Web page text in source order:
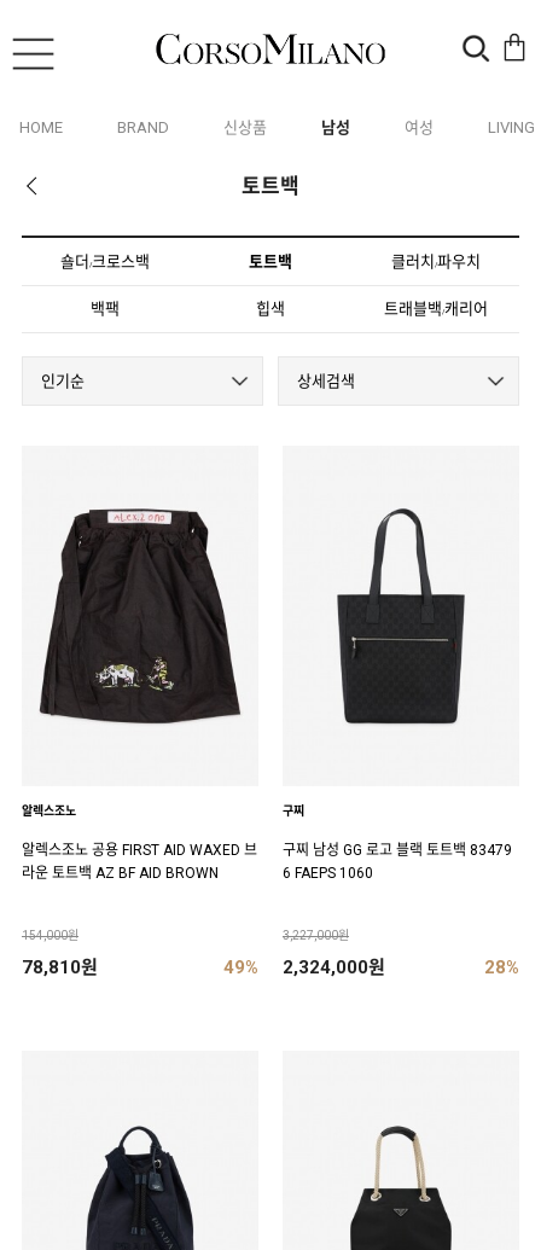
HOME BRAND 신상품 남성 여성 LIVING
토트백
숄더 /크로스백 토트백 클러치/파우치
백팩 힙색 트래블백/캐리어
인기순 상세검색
알렉스조노
알렉스조노 공용 FIRST AID WAXED 브
라운 토트백 AZ BF AID BROWN
154,000원
78,810원 49%
구찌
구찌 남성 GG 로고 블랙 토트백 83479
6 FAEPS 1060
3,227,000원
2,324,000원 28%